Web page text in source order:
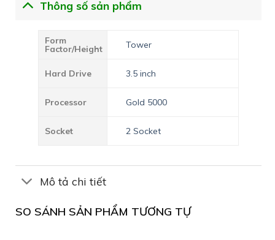
Thông số sản phẩm
Form
Factor/Height Tower
Hard Drive 3.5 inch
Processor Gold 5000
Socket 2 Socket
Mô tả chi tiết
SO SÁNH SẢN PHẨM TƯƠNG TỰ